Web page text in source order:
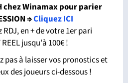
chez Winamax pour parier
⇒Cliquez ICI
RDJ, en + de votre 1er pari
jusqu'à 100€ !
pas à laisser vos pronostics et
des joueurs ci-dessous !